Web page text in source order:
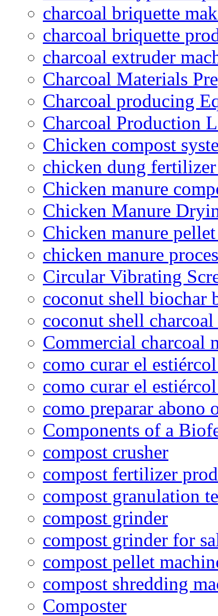
charcoal briquette
charcoal briquette
charcoal extruder
Charcoal Materials
Charcoal producing
Charcoal Production
Chicken compost
chicken dung
Chicken manure
Chicken Manure
Chicken manure
chicken manure
Circular Vibrating
coconut shell biochar
coconut shell
Commercial charcoal
como curar el
como curar el
como preparar abono
Components of a
compost crusher
compost fertilizer
compost granulation
compost grinder
compost grinder for
compost pellet
compost shredding
Composter